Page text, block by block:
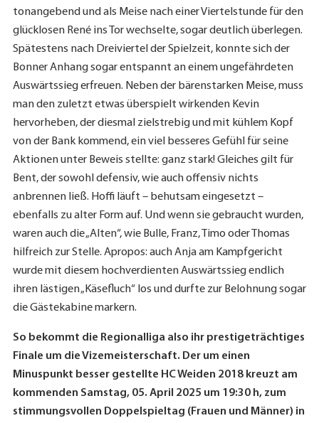
tonangebend und als Meise nach einer Viertelstunde für den
glücklosen René ins Tor wechselte, sogar deutlich überlegen.
Spätestens nach Dreiviertel der Spielzeit, konnte sich der
Bonner Anhang sogar entspannt an einem ungefährdeten
Auswärtssieg erfreuen. Neben der bärenstarken Meise, muss
man den zuletzt etwas überspielt wirkenden Kevin
hervorheben, der diesmal zielstrebig und mit kühlem Kopf
von der Bank kommend, ein viel besseres Gefühl für seine
Aktionen unter Beweis stellte: ganz stark! Gleiches gilt für
Bent, der sowohl defensiv, wie auch offensiv nichts
anbrennen ließ. Hoffi läuft – behutsam eingesetzt –
ebenfalls zu alter Form auf. Und wenn sie gebraucht wurden,
waren auch die „Alten“, wie Bulle, Franz, Timo oder Thomas
hilfreich zur Stelle. Apropos: auch Anja am Kampfgericht
wurde mit diesem hochverdienten Auswärtssieg endlich
ihren lästigen „Käsefluch“ los und durfte zur Belohnung sogar
die Gästekabine markern.
So bekommt die Regionalliga also ihr prestigeträchtiges
Finale um die Vizemeisterschaft. Der um einen
Minuspunkt besser gestellte HC Weiden 2018 kreuzt am
kommenden Samstag, 05. April 2025 um 19:30 h, zum
stimmungsvollen Doppelspieltag (Frauen und Männer) in